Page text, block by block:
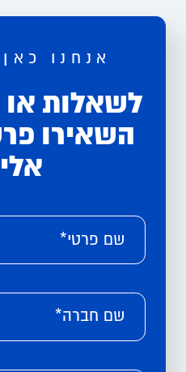
אנחנו
לשאלות או
השאירו
leave this field empty.
שם פרטי*
שם חברה*
Alternative: